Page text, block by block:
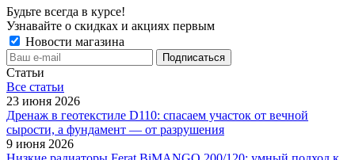
Будьте всегда в курсе!
Узнавайте о скидках и акциях первым
Новости магазина
Статьи
Все cтатьи
23 июня 2026
Дренаж в геотекстиле D110: спасаем участок от вечной
сырости, а фундамент — от разрушения
9 июня 2026